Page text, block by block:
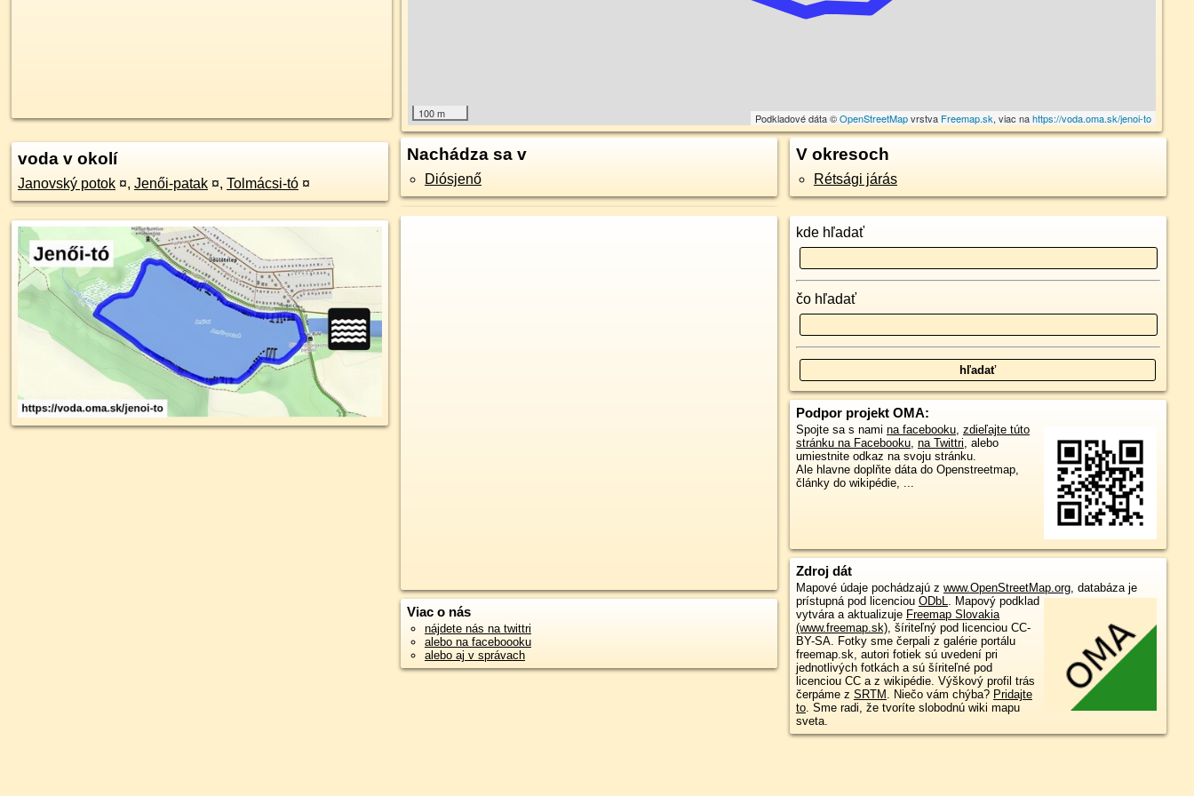
100 m Podkladové dáta ©OpenStreetMapvrstva Freemap.sk, viac nahttps://voda.oma.sk/jenoi-to
voda v okolí
Janovský potok ¤, Jenői-patak ¤, Tolmácsi-tó ¤
Nachádza sa v
Diósjenő
V okresoch
Rétsági járás
Viac o nás
nájdete nás na twittri
alebo na faceboooku
alebo aj v správach
kde hľadať
čo hľadať
Podpor projekt OMA:
Spojte sa s nami na facebooku, zdieľajte túto
stránku na Facebooku, na Twittri , alebo
umiestnite odkaz na svoju stránku.
Ale hlavne doplňte dáta do Openstreetmap,
články do wikipédie, ...
Zdroj dát
Mapové údaje pochádzajú z www.OpenStreetMap.org, databáza je
prístupná pod licenciou ODbL
Mapový podklad
vytvára a aktualizuje Freemap Slovakia
(www.freemap.sk), šíriteľný pod licenciou CC-
BY-SA. Fotky sme čerpali z galérie portálu
freemap.sk, autori fotiek sú uvedení pri
jednotlivých fotkách a sú šíriteľné pod
licenciou CC a z wikipédie. Výškový profil trás
čerpáme z SRTM . Niečo vám chýba? Pridajte
to. Sme radi, že tvoríte slobodnú wiki mapu
sveta.